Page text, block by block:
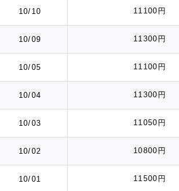
10/10 11100円
10/09 11300円
10/05 11100円
10/04 11300円
10/03 11050円
10/02 10800円
10/01 11500円